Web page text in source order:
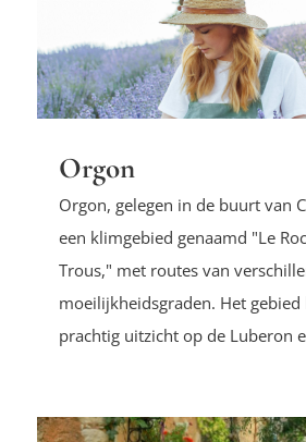
Orgon
Orgon, gelegen in de buurt van
een klimgebied genaamd "Le
Trous," met routes van
moeilijkheidsgraden. Het gebied
prachtig uitzicht op de Luberon